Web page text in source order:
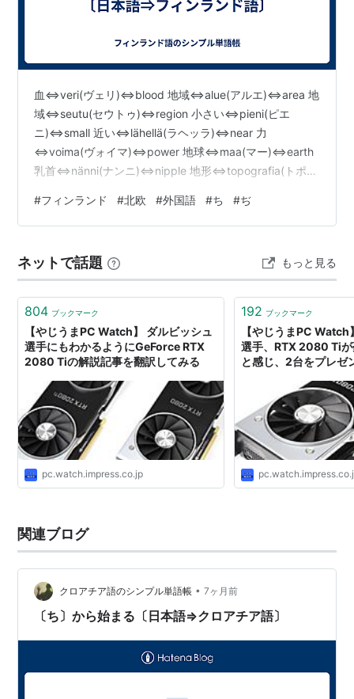
血⇔veri(ヴェリ)⇔blood 地域⇔alue(アルエ)⇔area 地
域⇔seutu(セウトゥ)⇔region 小さい⇔pieni(ピエ
ニ)⇔small 近い⇔lähellä(ラヘッラ)⇔near 力
⇔voima(ヴォイマ)⇔power 地球⇔maa(マー)⇔earth
乳首⇔nänni(ナンニ)⇔nipple 地形⇔topografia(トポグ
プ)⇔ticket 地図⇔kartta(カルッタ)⇔map チーズ
⇔juusto(ィユースト)⇔cheese 父⇔isä(イサ)⇔father
#フィンランド #北欧 #外国語 #ち #ぢ
ネットで話題 もっと見る
804 ブックマーク
【やじうまPC Watch】 ダルビッシュ
選手にもわかるようにGeForce RTX
2080 Tiの解説記事を翻訳してみる
pc.watch.impress.co.jp
192 ブックマーク
【やじうまPC
選手、RTX 2080 Ti
と感じ、2台をプレゼ
関連ブログ
クロアチア語のシンプル単語帳 • 7ヶ月前
〔ち〕から始まる〔日本語⇒クロアチア語〕